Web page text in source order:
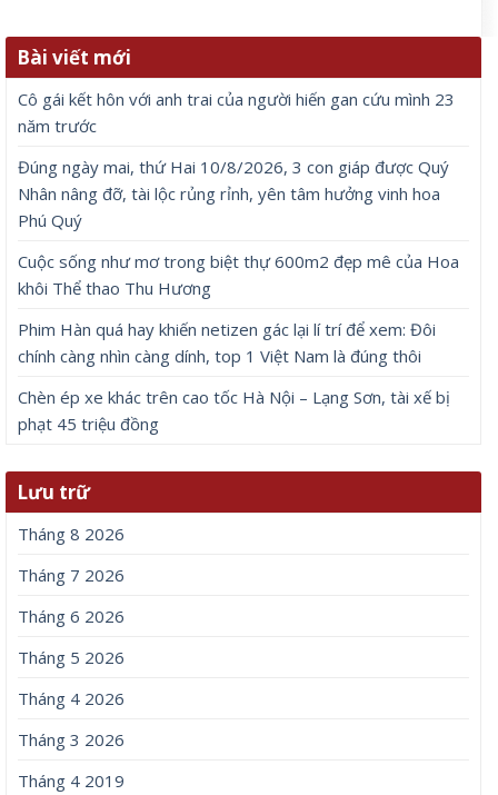
Bài viết mới
Cô gái kết hôn với anh trai của người hiến gan cứu mình 23
năm trước
Đúng ngày mai, thứ Hai 10/8/2026, 3 con giáp được Quý
Nhân nâng đỡ, tài lộc rủng rỉnh, yên tâm hưởng vinh hoa
Phú Quý
Cuộc sống như mơ trong biệt thự 600m2 đẹp mê của Hoa
khôi Thể thao Thu Hương
Phim Hàn quá hay khiến netizen gác lại lí trí để xem: Đôi
chính càng nhìn càng dính, top 1 Việt Nam là đúng thôi
Chèn ép xe khác trên cao tốc Hà Nội – Lạng Sơn, tài xế bị
phạt 45 triệu đồng
Lưu trữ
Tháng 8 2026
Tháng 7 2026
Tháng 6 2026
Tháng 5 2026
Tháng 4 2026
Tháng 3 2026
Tháng 4 2019